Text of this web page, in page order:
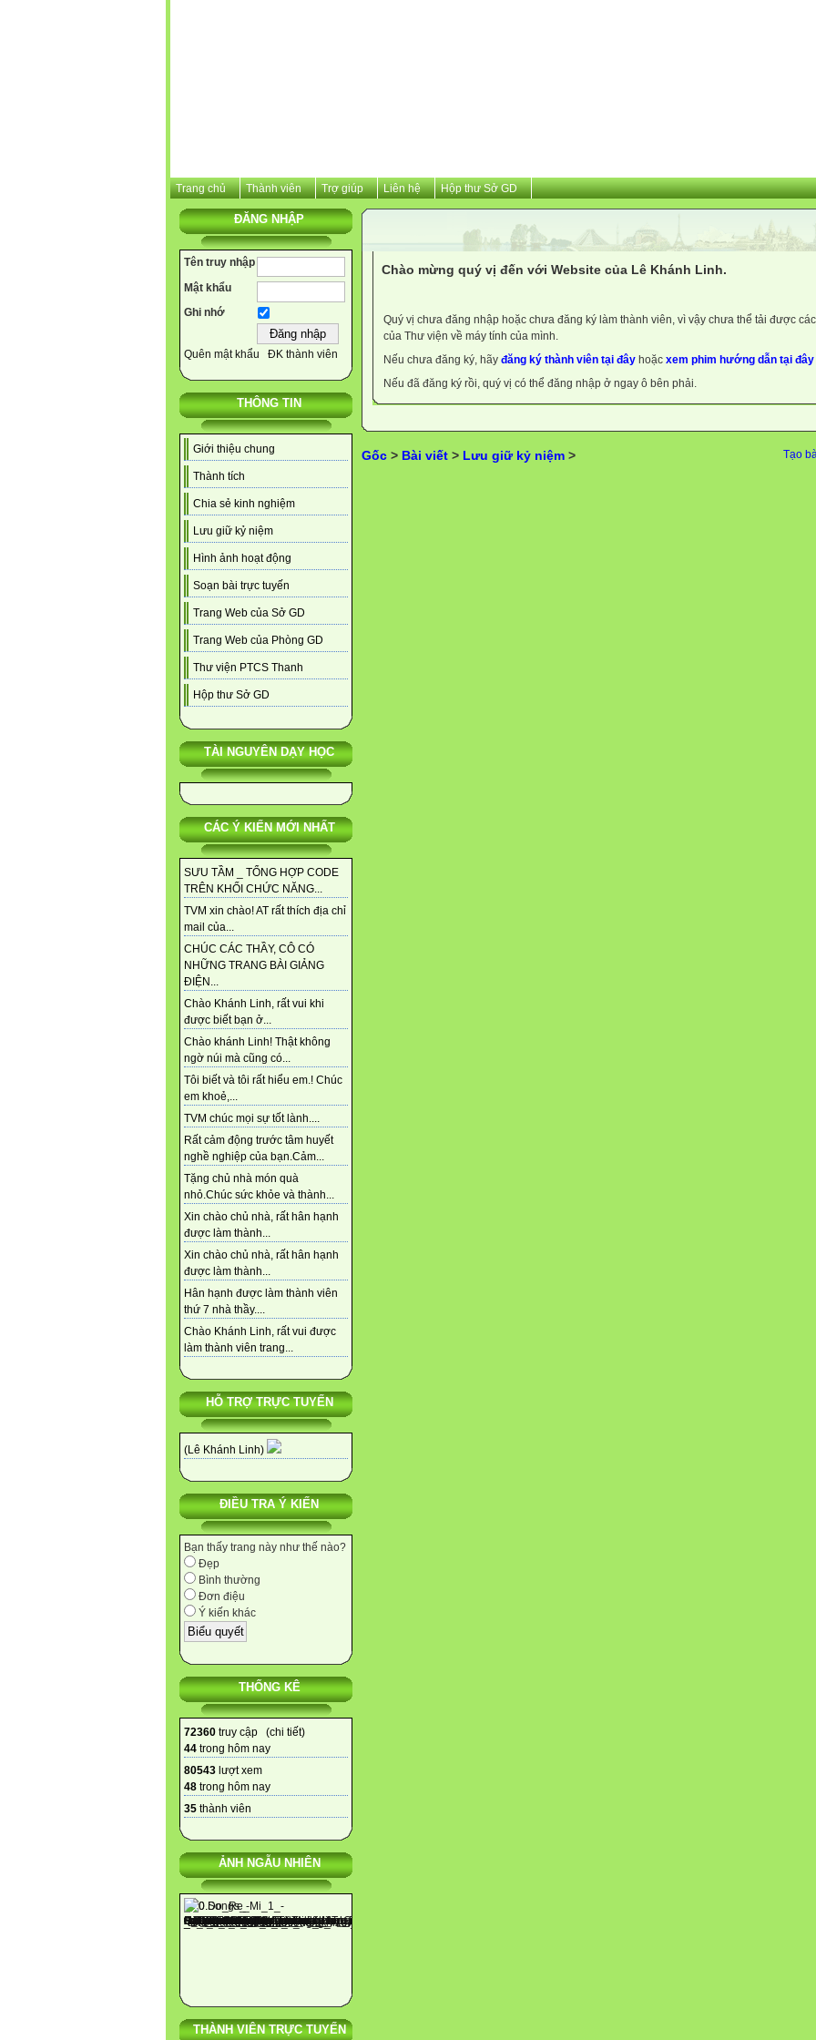
Trang chủ Thành viên Trợ giúp Liên hệ Hộp thư Sở GD
ĐĂNG NHẬP
Tên truy nhập
Mật khẩu
Ghi nhớ
Quên mật khẩu ĐK thành viên
THÔNG TIN
Giới thiệu chung
Thành tích
Chia sẻ kinh nghiệm
Lưu giữ kỷ niệm
Hình ảnh hoạt động
Soạn bài trực tuyến
Trang Web của Sở GD
Trang Web của Phòng GD
Thư viện PTCS Thanh
Hộp thư Sở GD
TÀI NGUYÊN DẠY HỌC
CÁC Ý KIẾN MỚI NHẤT
SƯU TẦM _ TỔNG HỢP CODE
TRÊN KHỐI CHỨC NĂNG...
TVM xin chào! AT rất thích địa chỉ
mail của...
CHÚC CÁC THẦY, CÔ CÓ
NHỮNG TRANG BÀI GIẢNG
ĐIỆN...
Chào Khánh Linh, rất vui khi
được biết bạn ở...
Chào khánh Linh! Thật không
ngờ núi mà cũng có...
Tôi biết và tôi rất hiểu em.! Chúc
em khoẻ,...
TVM chúc mọi sự tốt lành....
Rất cảm động trước tâm huyết
nghề nghiệp của bạn.Cảm...
Tặng chủ nhà món quà
nhỏ.Chúc sức khỏe và thành...
Xin chào chủ nhà, rất hân hạnh
được làm thành...
Xin chào chủ nhà, rất hân hạnh
được làm thành...
Hân hạnh được làm thành viên
thứ 7 nhà thầy....
Chào Khánh Linh, rất vui được
làm thành viên trang...
HỖ TRỢ TRỰC TUYẾN
(Lê Khánh Linh)
ĐIỀU TRA Ý KIẾN
Bạn thấy trang này như thế nào?
Đẹp
Bình thường
Đơn điệu
Ý kiến khác
THỐNG KÊ
72360 truy cập (chi tiết)
44 trong hôm nay
80543 lượt xem
48 trong hôm nay
35 thành viên
ẢNH NGẪU NHIÊN
THÀNH VIÊN TRỰC TUYẾN
Chào mừng quý vị đến với Website của Lê Khánh Linh.
Quý vị chưa đăng nhập hoặc chưa đăng ký làm thành viên, vì vậy chưa thể tải được
của Thư viện về máy tính của mình.
Nếu chưa đăng ký, hãy đăng ký thành viên tại đây hoặc xem phim hướng dẫn tại đây
Nếu đã đăng ký rồi, quý vị có thể đăng nhập ở ngay ô bên phải.
Gốc > Bài viết > Lưu giữ kỷ niệm > Tạo